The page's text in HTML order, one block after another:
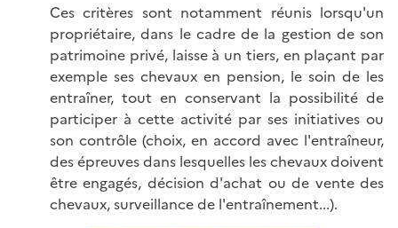
Ces critères sont notamment réunis lorsqu'un
propriétaire, dans le cadre de la gestion de son
patrimoine privé, laisse à un tiers, en plaçant par
exemple ses chevaux en pension, le soin de les
entraîner, tout en conservant la possibilité de
participer à cette activité par ses initiatives ou
son contrôle (choix, en accord avec l'entraîneur,
des épreuves dans lesquelles les chevaux doivent
être engagés, décision d'achat ou de vente des
chevaux, surveillance de l'entraînement...).